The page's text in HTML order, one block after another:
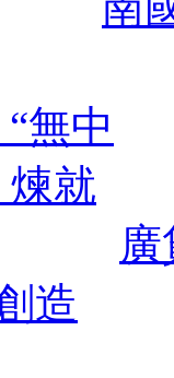
造